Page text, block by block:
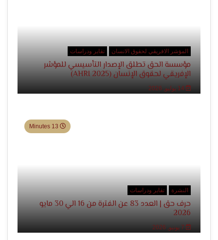
المؤشر الافريقي لحقوق الانسان تقاير ودراسات
مؤسسة الحق تطلق الإصدار التأسيسي للمؤشر
الإفريقي لحقوق الإنسان (AHRI 2025)
النشرة تقاير ودراسات
حرف حق | العدد 83 عن الفترة من 16 الي 30 مايو
2026